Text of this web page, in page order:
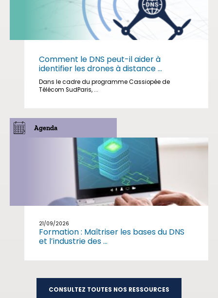
Comment le DNS peut-il aider à
identifier les drones à distance ...
Dans le cadre du programme Cassiopée de
Télécom SudParis, ...
Agenda
21/09/2026
Formation : Maîtriser les bases du DNS
et l’industrie des ...
CONSULTEZ TOUTES NOS RESSOURCES